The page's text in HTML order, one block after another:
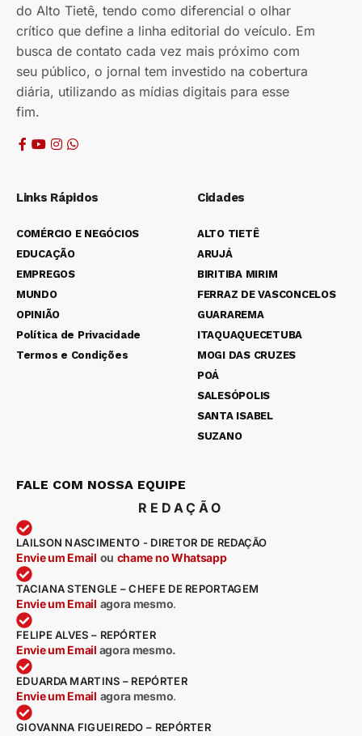
do Alto Tietê, tendo como diferencial o olhar
crítico que define a linha editorial do veículo. Em
busca de contato cada vez mais próximo com
seu público, o jornal tem investido na cobertura
diária, utilizando as mídias digitais para esse
fim.
Links Rápidos
COMÉRCIO E NEGÓCIOS
EDUCAÇÃO
EMPREGOS
MUNDO
OPINIÃO
Política de Privacidade
Termos e Condições
Cidades
ALTO TIETÊ
ARUJÁ
BIRITIBA MIRIM
FERRAZ DE VASCONCELOS
GUARAREMA
ITAQUAQUECETUBA
MOGI DAS CRUZES
POÁ
SALESÓPOLIS
SANTA ISABEL
SUZANO
FALE COM NOSSA EQUIPE
REDAÇÃO
LAILSON NASCIMENTO - DIRETOR DE REDAÇÃO
Envie um Email ou chame no Whatsapp
TACIANA STENGLE – CHEFE DE REPORTAGEM
Envie um Email agora mesmo.
FELIPE ALVES – REPÓRTER
Envie um Email agora mesmo.
EDUARDA MARTINS – REPÓRTER
Envie um Email agora mesmo.
GIOVANNA FIGUEIREDO – REPÓRTER